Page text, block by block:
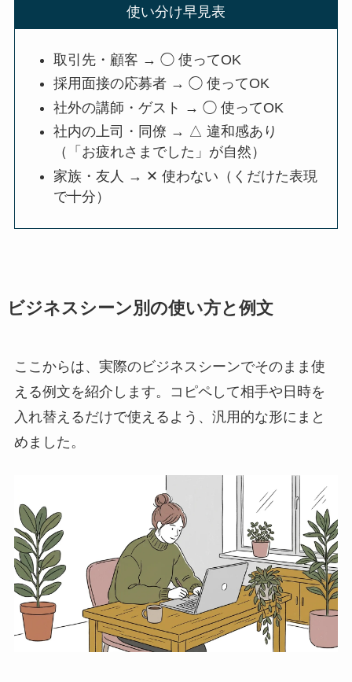
使い分け早見表
取引先・顧客 → ◯ 使ってOK
採用面接の応募者 → ◯ 使ってOK
社外の講師・ゲスト → ◯ 使ってOK
社内の上司・同僚 → △ 違和感あり
（「お疲れさまでした」が自然）
家族・友人 → ✕ 使わない（くだけた表現
で十分）
ビジネスシーン別の使い方と例文
ここからは、実際のビジネスシーンでそのまま使
える例文を紹介します。コピペして相手や日時を
入れ替えるだけで使えるよう、汎用的な形にまと
めました。